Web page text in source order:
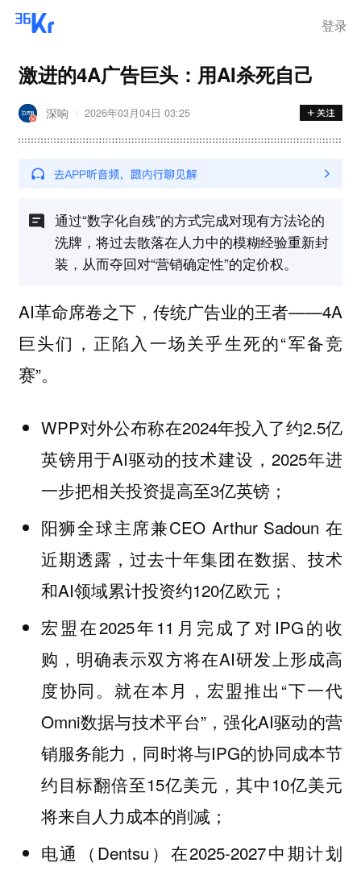
登录
激进的4A广告巨头：用AI杀死自己
深响 2026年03月04日 03:25
通过“数字化自残”的方式完成对现有方法论的
洗牌，将过去散落在人力中的模糊经验重新封
装，从而夺回对“营销确定性”的定价权。
AI革命席卷之下，传统广告业的王者——4A
巨头们，正陷入一场关乎生死的“军备竞
赛”。
WPP对外公布称在2024年投入了约2.5亿
英镑用于AI驱动的技术建设，2025年进
一步把相关投资提高至3亿英镑；
阳狮全球主席兼CEO Arthur Sadoun 在
近期透露，过去十年集团在数据、技术
和AI领域累计投资约120亿欧元；
宏盟在2025年11月完成了对IPG的收
购，明确表示双方将在AI研发上形成高
度协同。就在本月，宏盟推出“下一代
Omni数据与技术平台”，强化AI驱动的营
销服务能力，同时将与IPG的协同成本节
约目标翻倍至15亿美元，其中10亿美元
将来自人力成本的削减；
电通（Dentsu）在2025-2027中期计划